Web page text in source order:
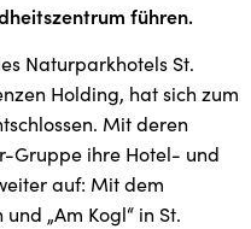
führen.
Naturparkhotels St.
Holding, hat sich zum
Mit deren
Gruppe ihre Hotel- und
auf: Mit dem
„Am Kogl“ in St.